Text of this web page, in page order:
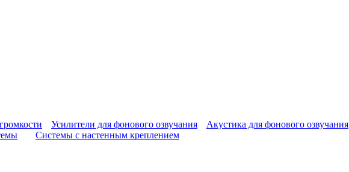
Усилители для фонового озвучания Акустика для фонового озвучания
Системы с настенным креплением